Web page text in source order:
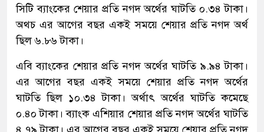
সিটি ব্যাংকের শেয়ার প্রতি নগদ অর্থের ঘাটতি ০.৩৪ টাকা।
অথচ এর আগের বছর একই সময়ে শেয়ার প্রতি নগদ অর্থ
ছিল ৬.৮৬ টাকা।
এবি ব্যাংকের শেয়ার প্রতি নগদ অর্থের ঘাটতি ৯.৯৪ টাকা।
এর আগের বছর একই সময়ে শেয়ার প্রতি নগদ অর্থের
ঘাটতি ছিল ১০.৩৪ টাকা। অর্থাৎ অর্থের ঘাটতি কমেছে
০.৪০ টাকা। ব্যাংক এশিয়ার শেয়ার প্রতি নগদ অর্থের ঘাটতি